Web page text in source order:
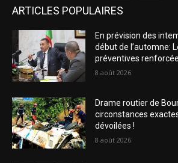
ARTICLES POPULAIRES
En prévision des
début de l’automne:
préventives
8 août 2026
Drame routier de
circonstances
dévoilées !
8 août 2026